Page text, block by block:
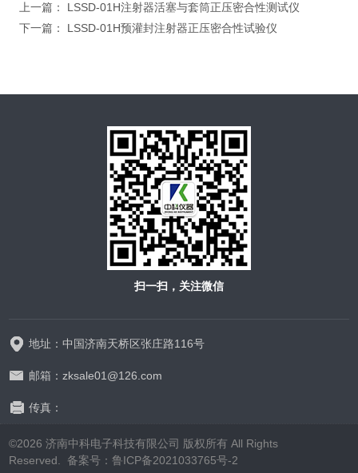
上一篇： LSSD-01H注射器活塞与套筒正压密合性测试仪
下一篇： LSSD-01H预灌封注射器正压密合性试验仪
扫一扫，关注微信
地址：中国济南天桥区张庄路116号
邮箱：zksale01@126.com
传真：
©2026 济南中科电子科技有限公司 版权所有 All Rights
Reserved. 备案号：鲁ICP备2021033765号-2